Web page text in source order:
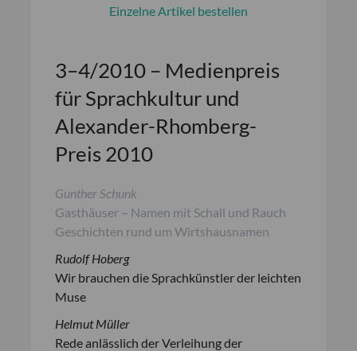
Einzelne Artikel bestellen
3–4/2010 – Medienpreis
für Sprachkultur und
Alexander-Rhomberg-
Preis 2010
Gunther Schunk
Gasthäuser – Namen mit Schall und Rauch
Geschichten rund um Wirtshausnamen
Rudolf Hoberg
Wir brauchen die Sprachkünstler der leichten
Muse
Helmut Müller
Rede anlässlich der Verleihung der